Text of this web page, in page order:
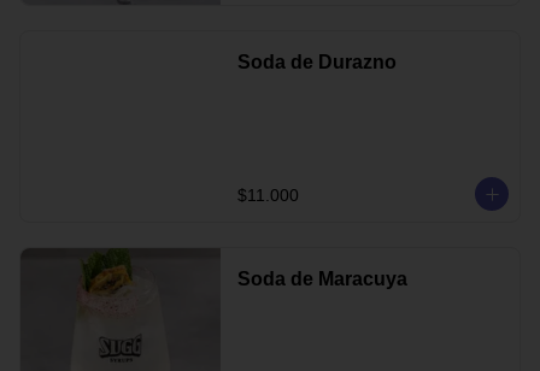
Soda de Durazno
$11.000
Soda de Maracuya